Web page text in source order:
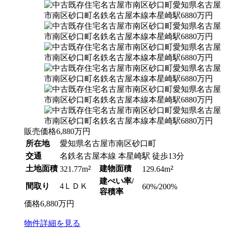
販売価格6,880万円
所在地
愛知県名古屋市南区砂口町
交通
名鉄名古屋本線 本星崎駅 徒歩13分
土地面積 321.77m2 建物面積 129.64m2
間取り 4ＬＤＫ
建ぺい率/
容積率
60%/200%
価格6,880万円
物件詳細を見る